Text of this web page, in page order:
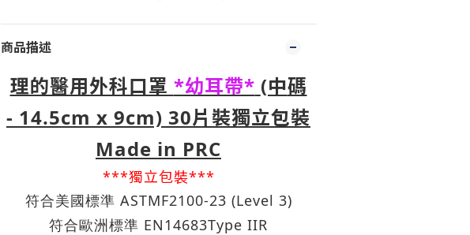
商品描述
理的醫用外科口罩 *幼耳帶* (中碼
- 14.5cm x 9cm) 30片裝獨立包裝
Made in PRC
***獨立包裝***
符合美國標準 ASTMF2100-23 (Level 3)
符合歐洲標準 EN14683Type IIR